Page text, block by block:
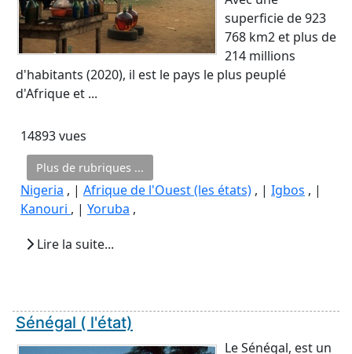
superficie de 923
768 km2 et plus de
214 millions
d'habitants (2020), il est le pays le plus peuplé
d'Afrique et ...
14893 vues
Plus de rubriques ...
Nigeria , | Afrique de l'Ouest (les états) , | Igbos , |
Kanouri , | Yoruba ,
Lire la suite...
Sénégal ( l'état)
Le Sénégal, est un